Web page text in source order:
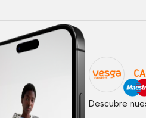
Descubre